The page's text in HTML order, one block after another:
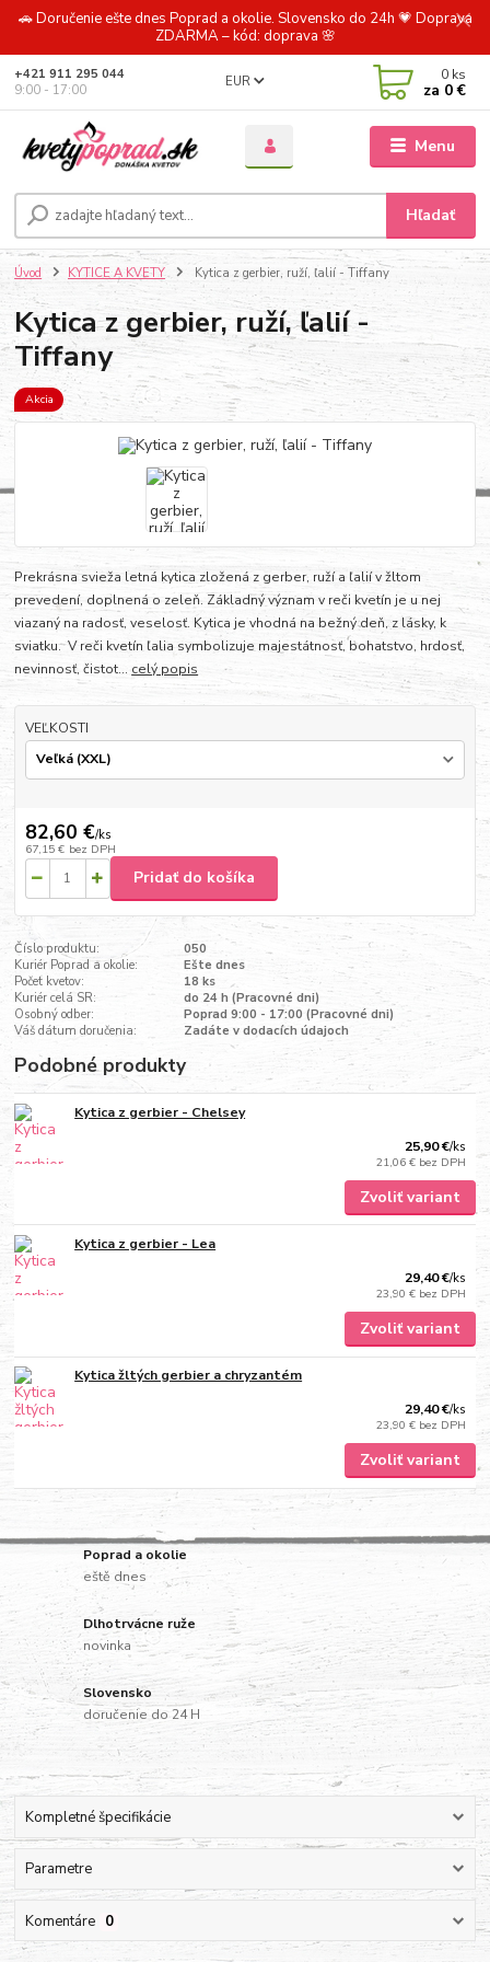
🚗 Doručenie ešte dnes Poprad a okolie. Slovensko do 24h 💗 Doprava
ZDARMA – kód: doprava 🌸
Menu
EUR
Hľadať
+421 911 295 044
9:00 - 17:00
0 ks
za 0 €
Úvod KYTICE A KVETY Kytica z gerbier, ruží, ľalií - Tiffany
Kytica z gerbier, ruží, ľalií -
Tiffany
Akcia
Prekrásna svieža letná kytica zložená z gerber, ruží a ľalií v žltom
prevedení, doplnená o zeleň. Základný význam v reči kvetín je u nej
viazaný na radosť, veselosť. Kytica je vhodná na bežný deň, z lásky, k
sviatku. V reči kvetín ľalia symbolizuje majestátnosť, bohatstvo, hrdosť,
nevinnosť, čistot... celý popis
VEĽKOSTI
82,60 €/ks
67,15 € bez DPH
Pridať do košíka
Číslo produktu:
050
Kuriér Poprad a okolie:
Ešte dnes
Počet kvetov:
18 ks
Kuriér celá SR:
do 24 h (Pracovné dni)
Osobný odber:
Poprad 9:00 - 17:00 (Pracovné dni)
Váš dátum doručenia:
Zadáte v dodacích údajoch
Podobné produkty
Kytica z gerbier - Chelsey
25,90 €/ks
21,06 € bez DPH
Zvoliť variant
Kytica z gerbier - Lea
29,40 €/ks
23,90 € bez DPH
Zvoliť variant
Kytica žltých gerbier a chryzantém
29,40 €/ks
23,90 € bez DPH
Zvoliť variant
Poprad a okolie
eště dnes
Dlhotrvácne ruže
novinka
Slovensko
doručenie do 24 H
Kompletné špecifikácie
Parametre
Komentáre 0